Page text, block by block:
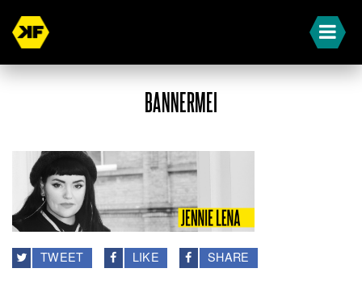
BANNERMEI
TWEET LIKE SHARE